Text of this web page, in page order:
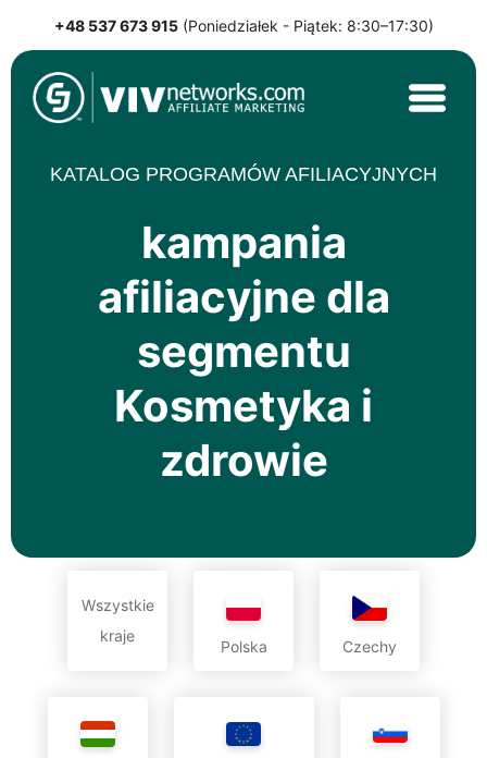
to
content
+48 537 673 915(Poniedziałek - Piątek: 8:30–17:30)
VIVnetworks.com Sp. z o.o.
Nejvýkonnější affiliate síť v CEE
KATALOG PROGRAMÓW AFILIACYJNYCH
kampania
afiliacyjne dla
segmentu
Kosmetyka i
zdrowie
Wszystkie
kraje
Polska Czechy